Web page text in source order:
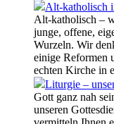
Alt-katholisch
Alt-katholisch –
junge, offene,
Wurzeln. Wir
einige Reformen
echten Kirche in
Liturgie –
Gott ganz nah
unseren